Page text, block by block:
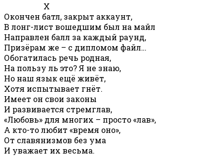
X
Окончен батл, закрыт аккаунт,
В лонг-лист вошедшим был на майл
Направлен балл за каждый раунд,
Призёрам же – с дипломом файл…
Обогатилась речь родная,
На пользу ль это? Я не знаю,
Но наш язык ещё живёт,
Хотя испытывает гнёт.
Имеет он свои законы
И развивается стремглав,
«Любовь» для многих – просто «лав»,
А кто-то любит «время оно»,
От славянизмов без ума
И уважает их весьма.